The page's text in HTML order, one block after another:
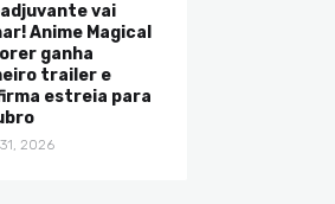
vai
Anime Magical
ganha
trailer e
estreia para
2026